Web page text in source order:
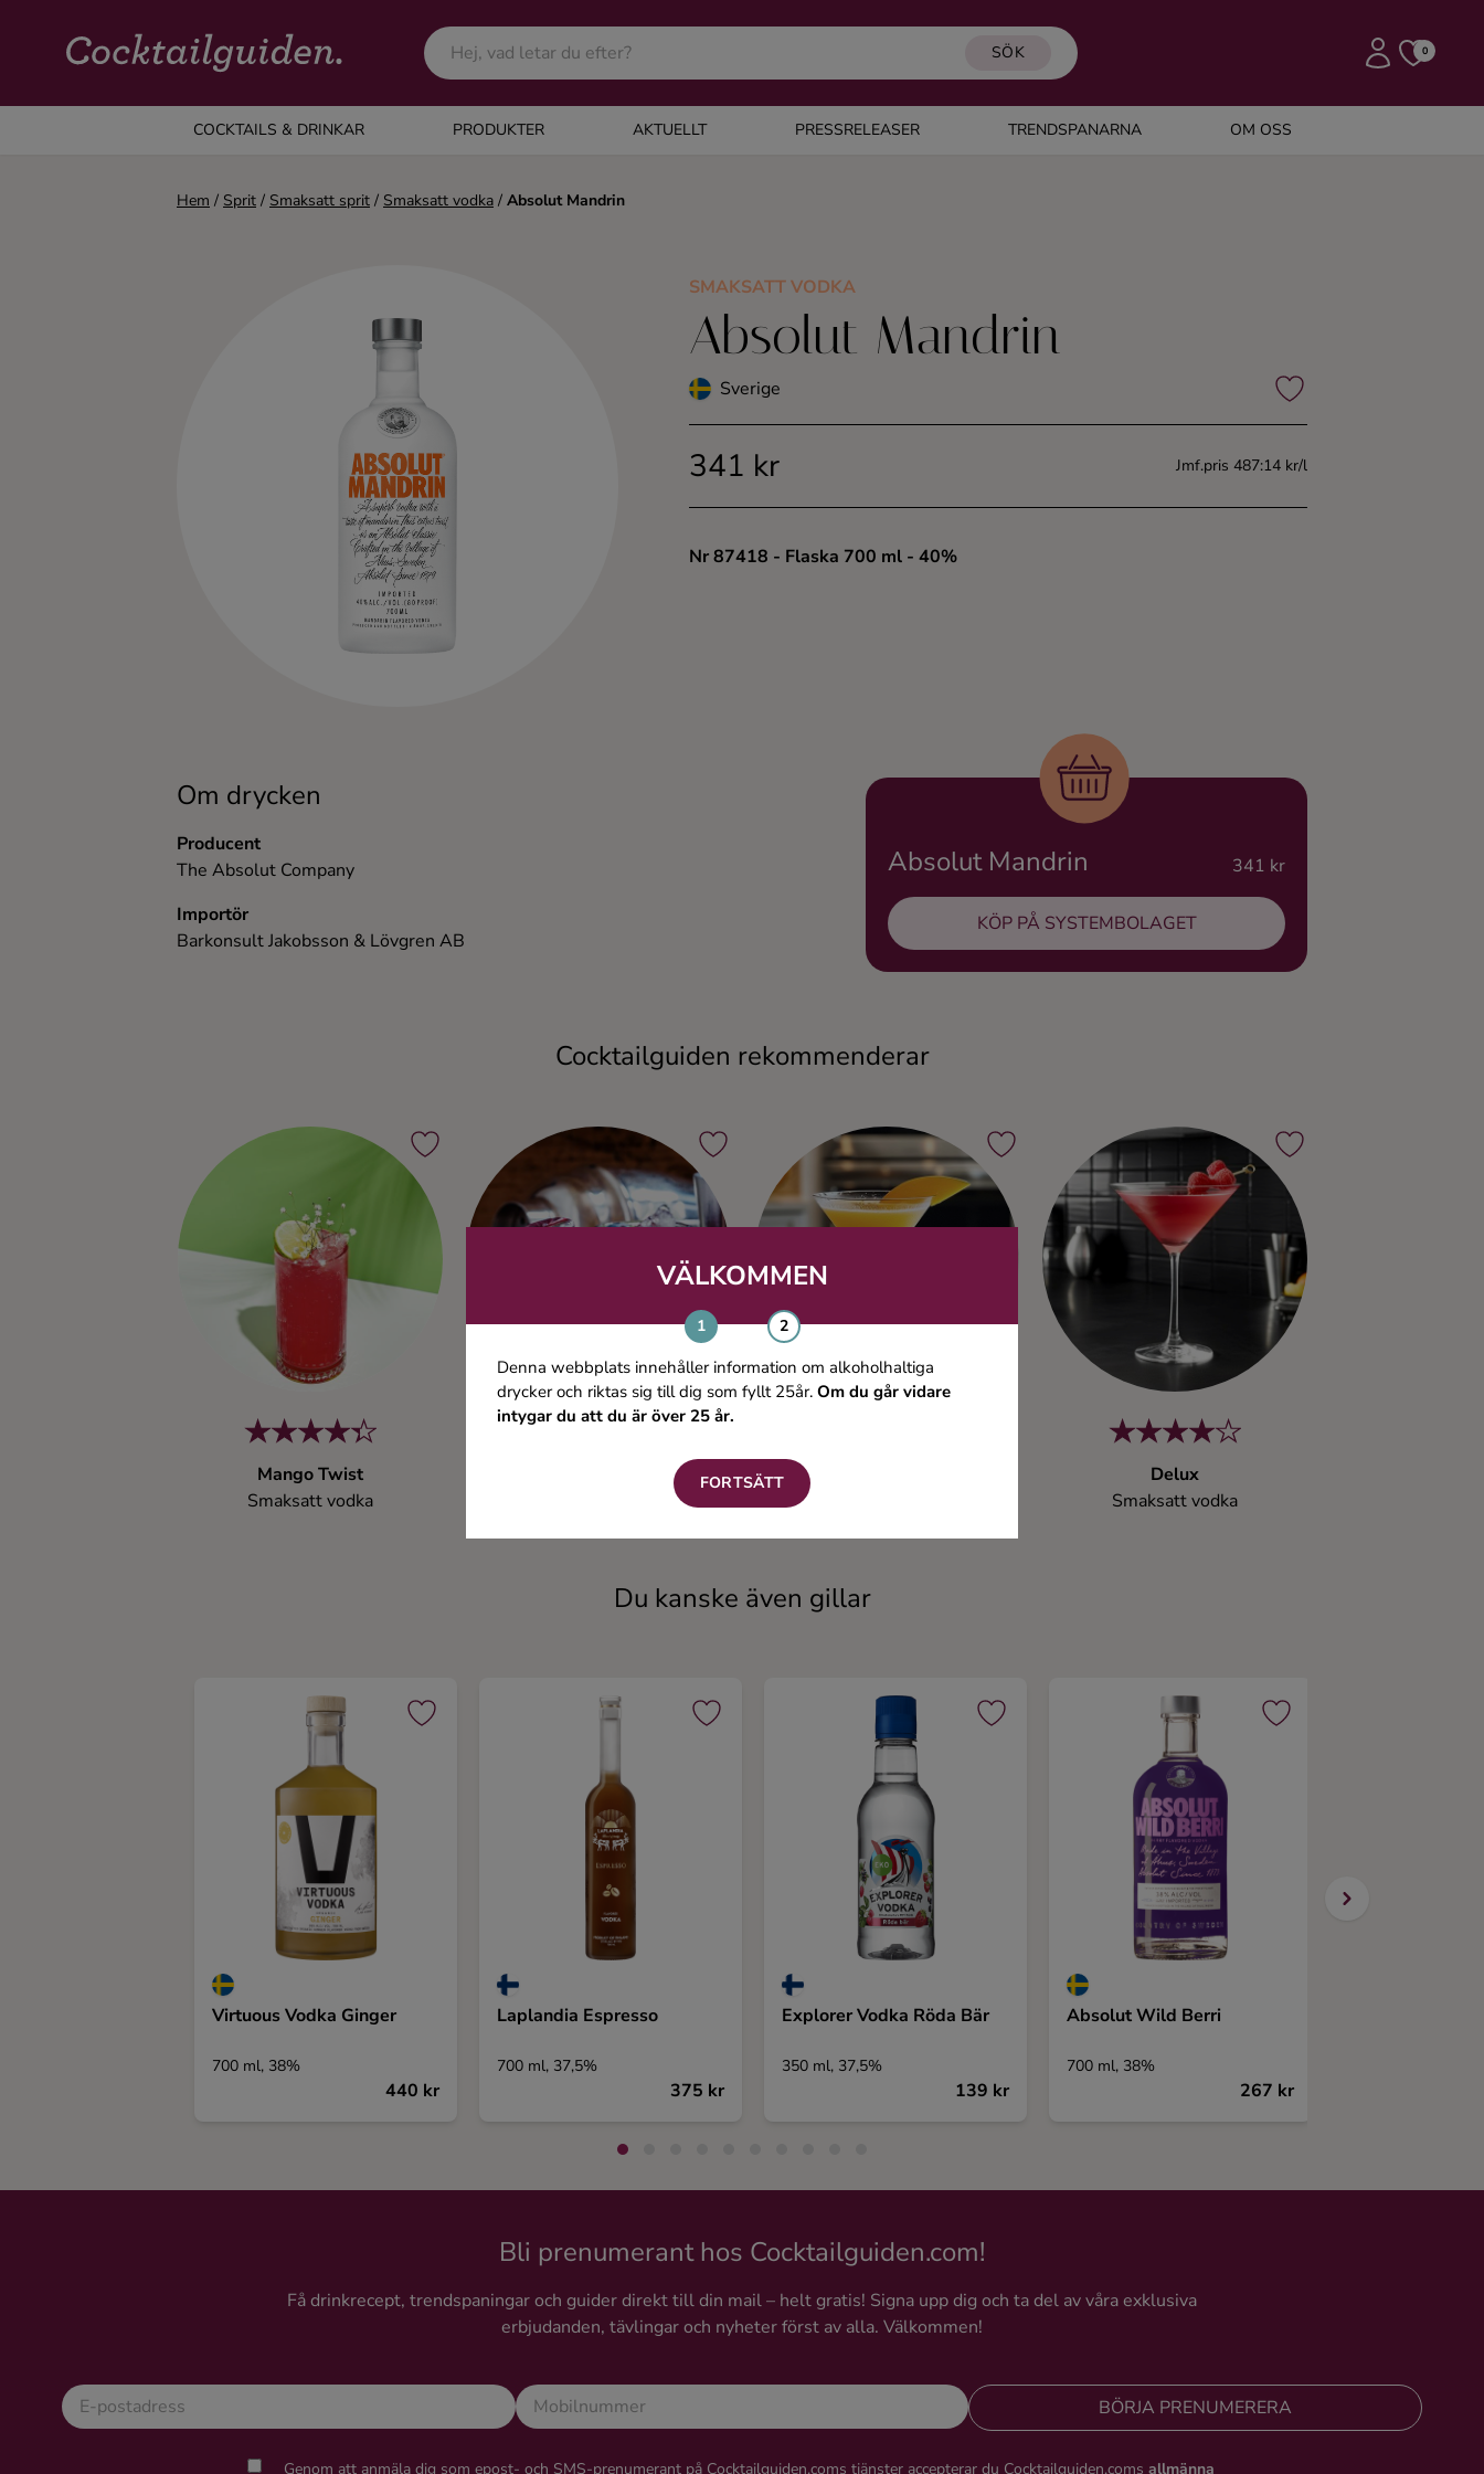
SÖK 0
COCKTAILS & DRINKAR PRODUKTER AKTUELLT PRESSRELEASER TRENDSPANARNA OM OSS
COCKTAILS & DRINKAR
Alla cocktails & drinkar
VÄLKOMMEN
Denna webbplats innehåller information om alkoholhaltiga
drycker och riktas sig till dig som fyllt 25år. Om du går vidare
intygar du att du är över 25 år.
FORTSÄTT
Hem / Sprit / Smaksatt sprit / Smaksatt vodka / Absolut Mandrin
SMAKSATT VODKA
Absolut Mandrin
Sverige
341 kr Jmf.pris 487:14 kr/l
Nr 87418 - Flaska 700 ml - 40%
Om drycken
Producent
The Absolut Company
Importör
Barkonsult Jakobsson & Lövgren AB
Absolut Mandrin 341 kr
KÖP PÅ SYSTEMBOLAGET
Cocktailguiden rekommenderar
Mango Twist
Smaksatt vodka
Delux
Smaksatt vodka
Du kanske även gillar
Virtuous Vodka Ginger
700 ml, 38%
440 kr
Laplandia Espresso
700 ml, 37,5%
375 kr
Explorer Vodka Röda Bär
350 ml, 37,5%
139 kr
Absolut Wild Berri
700 ml, 38%
267 kr
Bli prenumerant hos Cocktailguiden.com!
Få drinkrecept, trendspaningar och guider direkt till din mail – helt gratis! Signa upp dig och ta del av våra exklusiva
erbjudanden, tävlingar och nyheter först av alla. Välkommen!
BÖRJA PRENUMERERA
Genom att anmäla dig som epost- och SMS-prenumerant på Cocktailguiden.coms tjänster accepterar du Cocktailguiden.coms allmänna